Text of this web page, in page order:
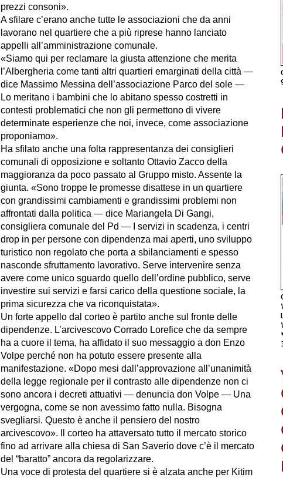
prezzi consoni».
A sfilare c’erano anche tutte le associazioni che da anni
lavorano nel quartiere che a più riprese hanno lanciato
appelli all’amministrazione comunale.
«Siamo qui per reclamare la giusta attenzione che merita
l’Albergheria come tanti altri quartieri emarginati della città —
dice Massimo Messina dell’associazione Parco del sole —
Lo meritano i bambini che lo abitano spesso costretti in
contesti problematici che non gli permettono di vivere
determinate esperienze che noi, invece, come associazione
proponiamo».
Ha sfilato anche una folta rappresentanza dei consiglieri
comunali di opposizione e soltanto Ottavio Zacco della
maggioranza da poco passato al Gruppo misto. Assente la
giunta. «Sono troppe le promesse disattese in un quartiere
con grandissimi cambiamenti e grandissimi problemi non
affrontati dalla politica — dice Mariangela Di Gangi,
consigliera comunale del Pd — I servizi in scadenza, i centri
drop in per persone con dipendenza mai aperti, uno sviluppo
turistico non regolato che porta a sbilanciamenti e spesso
nasconde sfruttamento lavorativo. Serve intervenire senza
avere come unico sguardo quello dell’ordine pubblico, serve
investire sui servizi e farsi carico della questione sociale, la
prima sicurezza che va riconquistata».
Un forte appello dal corteo è partito anche sul fronte delle
dipendenze. L’arcivescovo Corrado Lorefice che da sempre
ha a cuore il tema, ha affidato il suo messaggio a don Enzo
Volpe perché non ha potuto essere presente alla
manifestazione. «Dopo mesi dall’approvazione all’unanimità
della legge regionale per il contrasto alle dipendenze non ci
sono ancora i decreti attuativi — denuncia don Volpe — Una
vergogna, come se non avessimo fatto nulla. Bisogna
svegliarsi. Questo è anche il pensiero del nostro
arcivescovo». Il corteo ha attaversato tutto il mercato storico
fino ad arrivare alla chiesa di San Saverio dove c’è il mercato
del “baratto” ancora da regolarizzare.
Una voce di protesta del quartiere si è alzata anche per Kitim